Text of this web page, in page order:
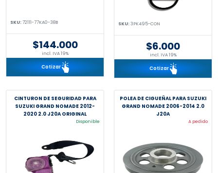
SKU:72111-77KA0-38B
$144.000
incl. IVA 19%
Cotizar
SKU:3PK495-CON
$6.000
incl. IVA 19%
Cotizar
CINTURON DE SEGURIDAD PARA
SUZUKI GRAND NOMADE 2012-
2020 2.0 J20A ORIGINAL
Disponible
POLEA DE CIGUEÑAL PARA SUZUKI
GRAND NOMADE 2006-2014 2.0
J20A
A pedido